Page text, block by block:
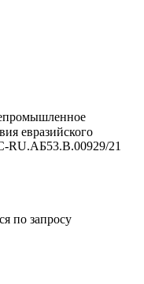
евразийского
RU.АБ53.В.00929/21
по запросу